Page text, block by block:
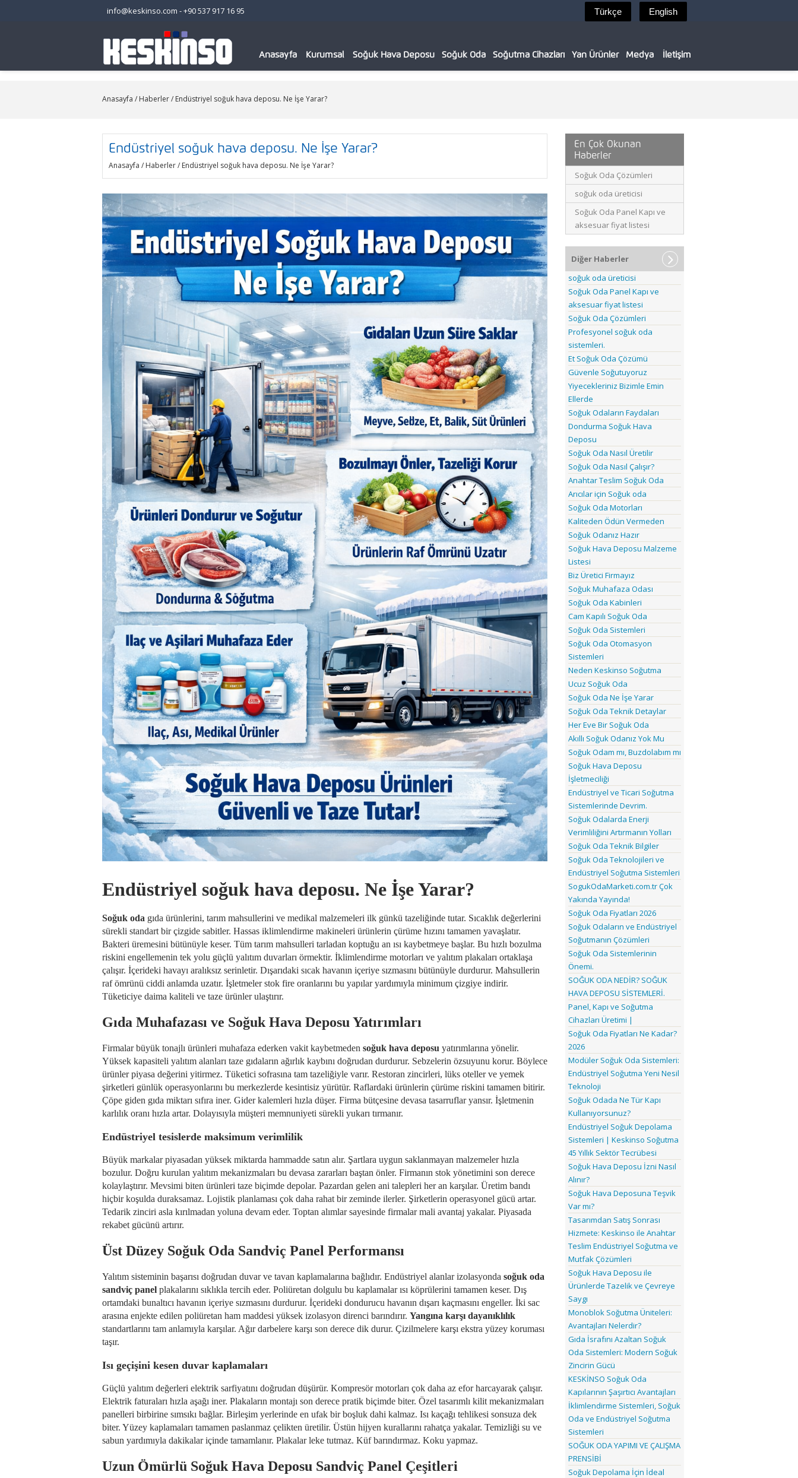
info@keskinso.com -+90 537 917 16 95
Anasayfa Kurumsal Soğuk Hava Deposu Soğuk Oda Soğutma Cihazları Yan Ürünler Medya İletişim
Anasayfa / Haberler/ Endüstriyel soğuk hava deposu. Ne İşe Yarar?
Endüstriyel soğuk hava deposu. Ne İşe Yarar?
Anasayfa / Haberler/ Endüstriyel soğuk hava deposu. Ne İşe Yarar?
Endüstriyel soğuk hava deposu. Ne İşe Yarar?
Soğuk oda gıda ürünlerini, tarım mahsullerini ve medikal malzemeleri ilk günkü tazeliğinde tutar. Sıcaklık değerlerini
sürekli standart bir çizgide sabitler. Hassas iklimlendirme makineleri ürünlerin çürüme hızını tamamen yavaşlatır.
Bakteri üremesini bütünüyle keser. Tüm tarım mahsulleri tarladan koptuğu an ısı kaybetmeye başlar. Bu hızlı bozulma
riskini engellemenin tek yolu güçlü yalıtım duvarları örmektir. İklimlendirme motorları ve yalıtım plakaları ortaklaşa
çalışır. İçerideki havayı aralıksız serinletir. Dışarıdaki sıcak havanın içeriye sızmasını bütünüyle durdurur. Mahsullerin
raf ömrünü ciddi anlamda uzatır. İşletmeler stok fire oranlarını bu yapılar yardımıyla minimum çizgiye indirir.
Tüketiciye daima kaliteli ve taze ürünler ulaştırır.
Gıda Muhafazası ve Soğuk Hava Deposu Yatırımları
Firmalar büyük tonajlı ürünleri muhafaza ederken vakit kaybetmeden soğuk hava deposu yatırımlarına yönelir.
Yüksek kapasiteli yalıtım alanları taze gıdaların ağırlık kaybını doğrudan durdurur. Sebzelerin özsuyunu korur. Böylece
ürünler piyasa değerini yitirmez. Tüketici sofrasına tam tazeliğiyle varır. Restoran zincirleri, lüks oteller ve yemek
şirketleri günlük operasyonlarını bu merkezlerde kesintisiz yürütür. Raflardaki ürünlerin çürüme riskini tamamen bitirir.
Çöpe giden gıda miktarı sıfıra iner. Gider kalemleri hızla düşer. Firma bütçesine devasa tasarruflar yansır. İşletmenin
karlılık oranı hızla artar. Dolayısıyla müşteri memnuniyeti sürekli yukarı tırmanır.
Endüstriyel tesislerde maksimum verimlilik
Büyük markalar piyasadan yüksek miktarda hammadde satın alır. Şartlara uygun saklanmayan malzemeler hızla
bozulur. Doğru kurulan yalıtım mekanizmaları bu devasa zararları baştan önler. Firmanın stok yönetimini son derece
kolaylaştırır. Mevsimi biten ürünleri taze biçimde depolar. Pazardan gelen ani talepleri her an karşılar. Üretim bandı
hiçbir koşulda duraksamaz. Lojistik planlaması çok daha rahat bir zeminde ilerler. Şirketlerin operasyonel gücü artar.
Tedarik zinciri asla kırılmadan yoluna devam eder. Toptan alımlar sayesinde firmalar mali avantaj yakalar. Piyasada
rekabet gücünü artırır.
Üst Düzey Soğuk Oda Sandviç Panel Performansı
Yalıtım sisteminin başarısı doğrudan duvar ve tavan kaplamalarına bağlıdır. Endüstriyel alanlar izolasyonda soğuk oda
sandviç panel plakalarını sıklıkla tercih eder. Poliüretan dolgulu bu kaplamalar ısı köprülerini tamamen keser. Dış
ortamdaki bunaltıcı havanın içeriye sızmasını durdurur. İçerideki dondurucu havanın dışarı kaçmasını engeller. İki sac
arasına enjekte edilen poliüretan ham maddesi yüksek izolasyon direnci barındırır. Yangına karşı dayanıklılık
standartlarını tam anlamıyla karşılar. Ağır darbelere karşı son derece dik durur. Çizilmelere karşı ekstra yüzey koruması
taşır.
Isı geçişini kesen duvar kaplamaları
Güçlü yalıtım değerleri elektrik sarfiyatını doğrudan düşürür. Kompresör motorları çok daha az efor harcayarak çalışır.
Elektrik faturaları hızla aşağı iner. Plakaların montajı son derece pratik biçimde biter. Özel tasarımlı kilit mekanizmaları
panelleri birbirine sımsıkı bağlar. Birleşim yerlerinde en ufak bir boşluk dahi kalmaz. Isı kaçağı tehlikesi sonsuza dek
biter. Yüzey kaplamaları tamamen paslanmaz çelikten üretilir. Üstün hijyen kurallarını rahatça yakalar. Temizliği su ve
sabun yardımıyla dakikalar içinde tamamlanır. Plakalar leke tutmaz. Küf barındırmaz. Koku yapmaz.
Uzun Ömürlü Soğuk Hava Deposu Sandviç Panel Çeşitleri
En Çok Okunan
Haberler
Soğuk Oda Çözümleri
soğuk oda üreticisi
Soğuk Oda Panel Kapı ve
aksesuar fiyat listesi
Diğer Haberler
soğuk oda üreticisi
Soğuk Oda Panel Kapı ve
aksesuar fiyat listesi
Soğuk Oda Çözümleri
Profesyonel soğuk oda
sistemleri.
Et Soğuk Oda Çözümü
Güvenle Soğutuyoruz
Yiyecekleriniz Bizimle Emin
Ellerde
Soğuk Odaların Faydaları
Dondurma Soğuk Hava
Deposu
Soğuk Oda Nasıl Üretilir
Soğuk Oda Nasıl Çalışır?
Anahtar Teslim Soğuk Oda
Arıcılar için Soğuk oda
Soğuk Oda Motorları
Kaliteden Ödün Vermeden
Soğuk Odanız Hazır
Soğuk Hava Deposu Malzeme
Listesi
Biz Üretici Firmayız
Soğuk Muhafaza Odası
Soğuk Oda Kabinleri
Cam Kapılı Soğuk Oda
Soğuk Oda Sistemleri
Soğuk Oda Otomasyon
Sistemleri
Neden Keskinso Soğutma
Ucuz Soğuk Oda
Soğuk Oda Ne İşe Yarar
Soğuk Oda Teknik Detaylar
Her Eve Bir Soğuk Oda
Akıllı Soğuk Odanız Yok Mu
Soğuk Odam mı, Buzdolabım mı
Soğuk Hava Deposu
İşletmeciliği
Endüstriyel ve Ticari Soğutma
Sistemlerinde Devrim.
Soğuk Odalarda Enerji
Verimliliğini Artırmanın Yolları
Soğuk Oda Teknik Bilgiler
Soğuk Oda Teknolojileri ve
Endüstriyel Soğutma Sistemleri
SogukOdaMarketi.com.tr Çok
Yakında Yayında!
Soğuk Oda Fiyatları 2026
Soğuk Odaların ve Endüstriyel
Soğutmanın Çözümleri
Soğuk Oda Sistemlerinin
Önemi.
SOĞUK ODA NEDİR? SOĞUK
HAVA DEPOSU SİSTEMLERİ.
Panel, Kapı ve Soğutma
Cihazları Üretimi |
Soğuk Oda Fiyatları Ne Kadar?
2026
Modüler Soğuk Oda Sistemleri:
Endüstriyel Soğutma Yeni Nesil
Teknoloji
Soğuk Odada Ne Tür Kapı
Kullanıyorsunuz?
Endüstriyel Soğuk Depolama
Sistemleri | Keskinso Soğutma
45 Yıllık Sektör Tecrübesi
Soğuk Hava Deposu İzni Nasıl
Alınır?
Soğuk Hava Deposuna Teşvik
Var mı?
Tasarımdan Satış Sonrası
Hizmete: Keskinso ile Anahtar
Teslim Endüstriyel Soğutma ve
Mutfak Çözümleri
Soğuk Hava Deposu ile
Ürünlerde Tazelik ve Çevreye
Saygı
Monoblok Soğutma Üniteleri:
Avantajları Nelerdir?
Gıda İsrafını Azaltan Soğuk
Oda Sistemleri: Modern Soğuk
Zincirin Gücü
KESKİNSO Soğuk Oda
Kapılarının Şaşırtıcı Avantajları
İklimlendirme Sistemleri, Soğuk
Oda ve Endüstriyel Soğutma
Sistemleri
SOĞUK ODA YAPIMI VE ÇALIŞMA
PRENSİBİ
Soğuk Depolama İçin İdeal